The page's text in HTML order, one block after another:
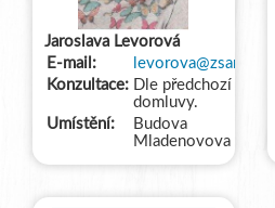
Jaroslava Levorová
E-mail:
levorova@zsangel.cz
Konzultace: Dle předchozí
domluvy.
Umístění:
Budova
Mladenovova